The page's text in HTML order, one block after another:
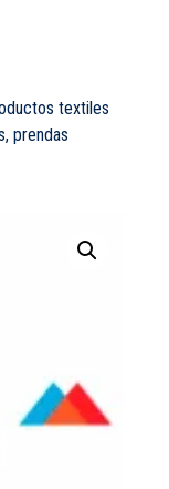
textiles
prendas